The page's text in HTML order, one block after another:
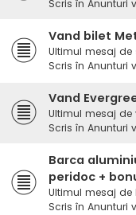
Scris în Anunturi
Vand bilet
Ultimul mesaj de
Scris în Anunturi
Vand
Ultimul mesaj de
Scris în Anunturi
Barca
peridoc +
Ultimul mesaj de
Scris în Anunturi